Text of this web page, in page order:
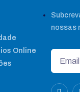
Online
nossas